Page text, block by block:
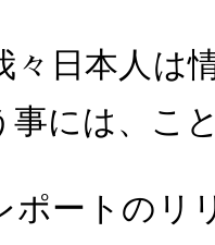
々日本人は
事には、こ
ポートのリ